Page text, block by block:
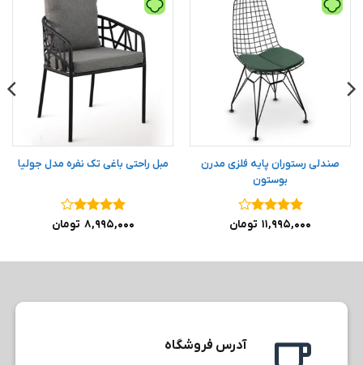
صندلی رستوران پایه فلزی مدرن
بوستون
نمره۴
۱۱,۹۹۵,۰۰۰ تومان
مبل راحتی باغی تک نفره مدل جولیا
نمره۴
۸,۹۹۵,۰۰۰ تومان
آدرس فروشگاه